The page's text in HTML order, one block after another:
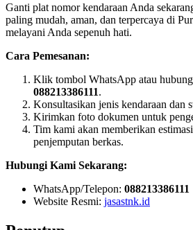
Ganti plat nomor kendaraan Anda
paling mudah, aman, dan terpercaya di
melayani Anda sepenuh hati.
Cara Pemesanan:
Klik tombol WhatsApp atau
088213386111.
Konsultasikan jenis kendaraan dan
Kirimkan foto dokumen untuk
Tim kami akan memberikan
penjemputan berkas.
Hubungi Kami Sekarang:
WhatsApp/Telepon: 088213386111
Website Resmi: jasastnk.id